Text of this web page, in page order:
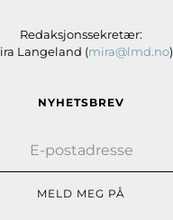
Redaksjonssekretær:
Langeland (mira@lmd.no)
NYHETSBREV
MELD MEG PÅ